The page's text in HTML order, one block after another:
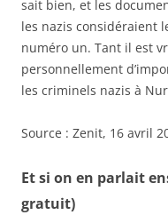
sait bien, et les
les nazis considéraient
numéro un. Tant il est
personnellement
les criminels nazis à
Source : Zenit, 16 avril
Et si on en parlait
gratuit)